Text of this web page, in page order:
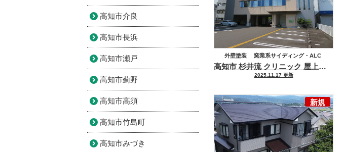
高知市 杉井流 クリニック 屋上防水 外壁塗装工事
2025.11.17 更新
外壁塗装
窯業系サイディング・ALC
防水工事
塩ビシート防水
新規
高知市介良
高知市長浜
高知市瀬戸
高知市薊野
高知市高須
高知市竹島町
高知市みづき